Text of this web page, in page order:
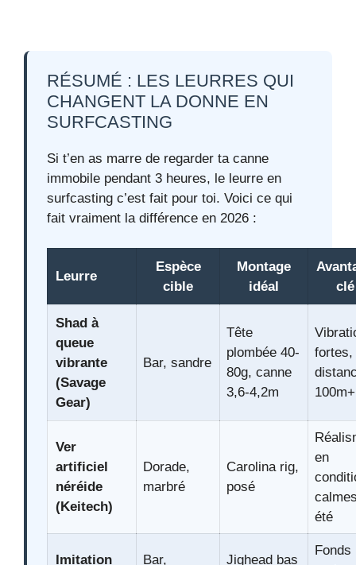
RÉSUMÉ : LES LEURRES QUI
CHANGENT LA DONNE EN
SURFCASTING
Si t’en as marre de regarder ta canne
immobile pendant 3 heures, le leurre en
surfcasting c’est fait pour toi. Voici ce qui
fait vraiment la différence en 2026 :
Leurre
Espèce
cible
Montage
idéal
clé
Shad à
queue
vibrante
(Savage
Gear)
Bar, sandre
Tête
plombée 40-
80g, canne
3,6-4,2m
fortes,
100m+
Ver
artificiel
néréide
(Keitech)
Dorade,
marbré
Carolina rig,
posé
en
été
Imitation
Bar,
Jighead bas
Fonds